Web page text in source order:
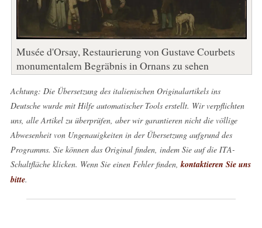
Musée d'Orsay, Restaurierung von Gustave Courbets
monumentalem Begräbnis in Ornans zu sehen
Achtung: Die Übersetzung des italienischen Originalartikels ins
Deutsche wurde mit Hilfe automatischer Tools erstellt. Wir verpflichten
uns, alle Artikel zu überprüfen, aber wir garantieren nicht die völlige
Abwesenheit von Ungenauigkeiten in der Übersetzung aufgrund des
Programms. Sie können das Original finden, indem Sie auf die ITA-
Schaltfläche klicken. Wenn Sie einen Fehler finden,kontaktieren Sie uns
bitte.